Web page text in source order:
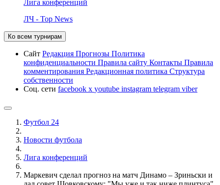
Лига конференций
ЛЧ - Top News
Ко всем турнирам
Сайт Редакция Прогнозы Политика
конфиденциальности Правила сайту Контакты Правила
комментирования Редакционная политика Структура
собственности
Соц. сети facebook x youtube instagram telegram viber
Футбол 24
Новости футбола
Лига конференций
Маркевич сделал прогноз на матч Динамо – Зриньски и